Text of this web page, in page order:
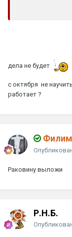
дела не будет
с октября не
работает ?
Раковину выложи
Р.Н.Б.